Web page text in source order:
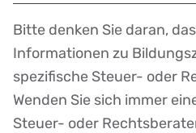
Disclaimer
Bitte denken Sie daran,
Informationen zu
spezifische Steuer- oder
Wenden Sie sich immer
Steuer- oder